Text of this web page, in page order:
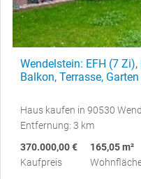
Wendelstein: EFH (7
Balkon, Terrasse,
Haus kaufen in 90530
Entfernung: 3 km
370.000,00 €
Kaufpreis
165,05 m²